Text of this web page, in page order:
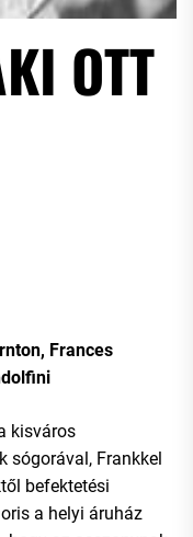
OTT
Frances
kisváros
sógorával, Frankkel
befektetési
a helyi áruház